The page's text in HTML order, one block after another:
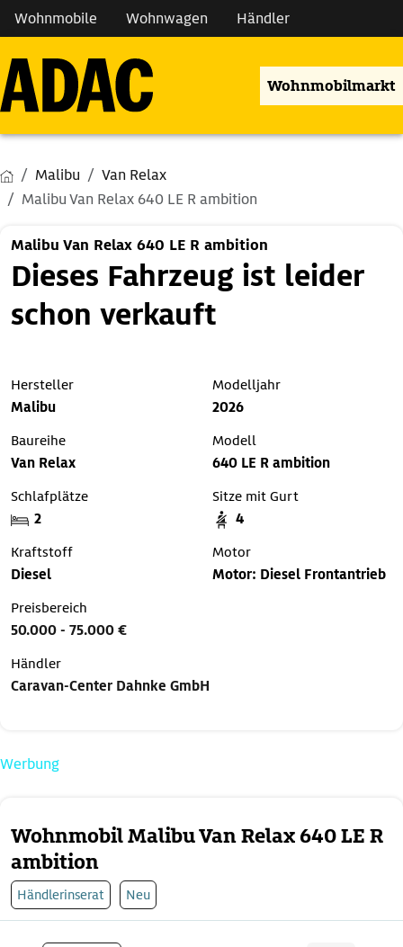
Wohnmobile Wohnwagen Händler
Wohnmobilmarkt
Malibu
Van Relax
Malibu Van Relax 640 LE R ambition
Wohnmobil Malibu Van Relax 640 LE R
ambition
Händlerinserat Neu
Malibu Van Relax 640 LE R ambition
Dieses Fahrzeug ist leider
schon verkauft
Hersteller
Malibu
Modelljahr
2026
Baureihe
Van Relax
Modell
640 LE R ambition
Schlafplätze
2
Sitze mit Gurt
4
Kraftstoff
Diesel
Motor
Motor: Diesel Frontantrieb
Preisbereich
50.000 - 75.000 €
Händler
Caravan-Center Dahnke GmbH
Werbung